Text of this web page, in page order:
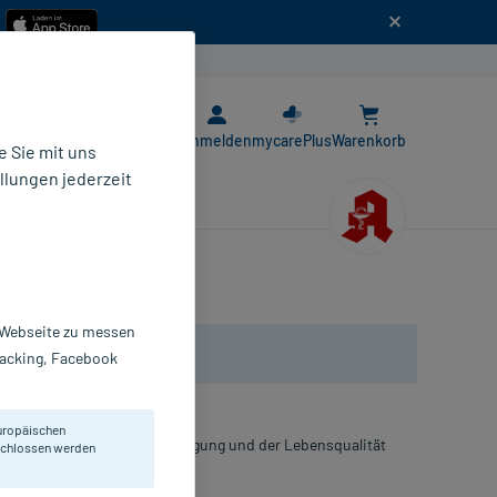
AnmeldenmycarePlusWarenkorb
kognitiven Beeinträchtigung und der Lebensqualität
Sie mit uns
jederzeit
zu messen
Facebook
werden